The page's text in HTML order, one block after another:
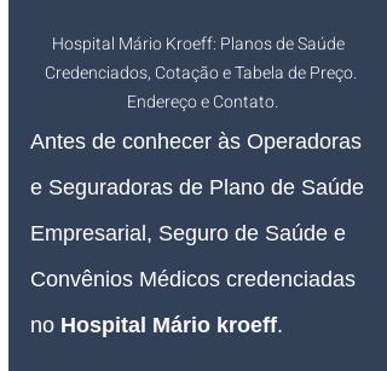
Hospital Mário Kroeff: Planos de Saúde
Credenciados, Cotação e Tabela de Preço.
Endereço e Contato.
Antes de conhecer às Operadoras
e Seguradoras de Plano de Saúde
Empresarial, Seguro de Saúde e
Convênios Médicos credenciadas
no Hospital Mário kroeff.